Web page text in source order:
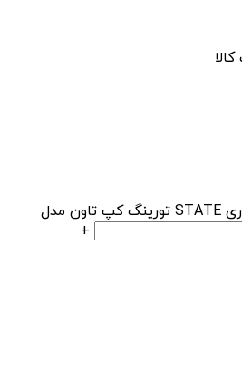
کاپشن چهارفصل موتورسواری STATE تورینگ کپ تاون مدل
+